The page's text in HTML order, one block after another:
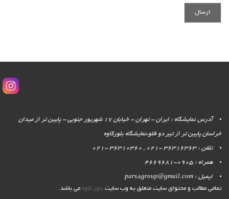
آدرس نمایشگاه : ایران - تهران - خیابان 17 شهریور جنوبی - پایین تر از میدان
خراسان پایین تر از تیر دو قلو،نمایشگاه بلورکاوه
تلفن : 36316363 -021 , 36310360 -021
همراه : 0905-4669681
ایمیل : pars8group@gmail.com
تمامی مطالب و محتوای سایت متعلق به وب سایت بلور کاوه می باشد.